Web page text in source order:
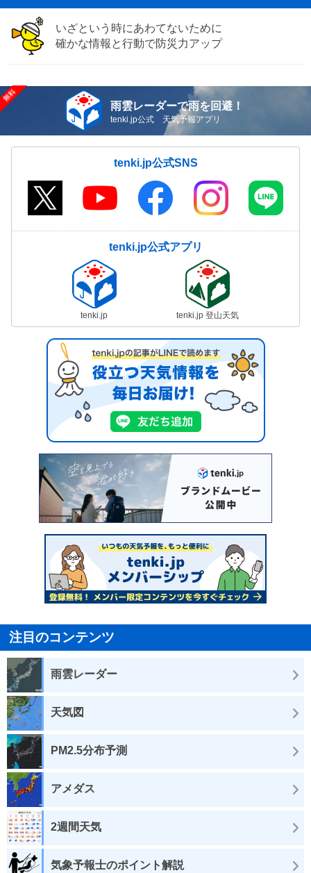
いざという時にあわてないために
確かな情報と行動で防災力アップ
雨雲レーダーで雨を回避！
tenki.jp公式 天気予報アプリ
tenki.jp公式SNS
tenki.jp公式アプリ
tenki.jp tenki.jp 登山天気
注目のコンテンツ
雨雲レーダー
天気図
PM2.5分布予測
アメダス
2週間天気
気象予報士のポイント解説